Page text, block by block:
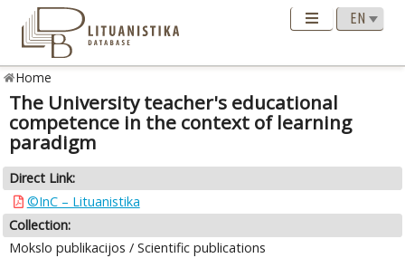
Home
The University teacher's educational
competence in the context of learning
paradigm
Direct Link:
©InC – Lituanistika
Collection:
Mokslo publikacijos / Scientific publications